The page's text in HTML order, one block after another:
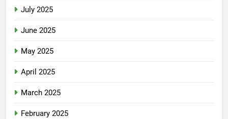
July 2025
June 2025
May 2025
April 2025
March 2025
February 2025